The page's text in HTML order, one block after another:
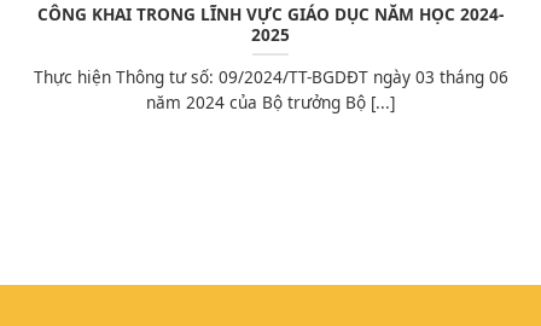
CÔNG KHAI TRONG LĨNH VỰC GIÁO DỤC NĂM HỌC 2024-
2025
Thực hiện Thông tư số: 09/2024/TT-BGDĐT ngày 03 tháng 06
năm 2024 của Bộ trưởng Bộ [...]